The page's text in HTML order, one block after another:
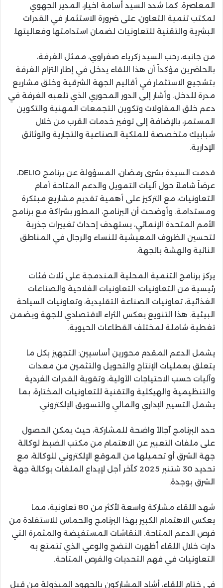
المعاصرة. كما شدد السيد أسامة اخيار، المدير الجهوي
لمكتب تنمية التعاون، على ضرورة الاستثمار في القدرات
البشرية والتقنية للتعاونيات لضمان استدامتها وفعاليتها.
من جانبه، رحب السيد زكرياء صفراوي، ممثل الغرفة،
بالحاضرين مؤكداً أن هذا اللقاء يدخل في إطار التزام الغرفة
بتشجيع الاستثمار في أقاليم الجهة الشرقية وخلق مشاريع
مدرة للدخل. وأشار إلى الدور المحوري الذي تلعبه الغرفة في
دعم خلق المقاولات وتكوين التجمعات المهنية والتكوين
المستمر، بالإضافة إلى توفير خدمات القرب من خلال
شبابيك متخصصة للملكية الصناعية والتجارية والوثائق
الإدارية.
قدمت السيدة بشرى رمضان، المسؤولة عن برنامج DELIO،
عرضاً شاملاً حول آليات التمويل والدعم المتاحة أمام
التعاونيات، مع التركيز على أهمية تقديم مشاريع مبتكرة
ومستدامة. وأوضحت أن البرنامج، المطور بشراكة مع برنامج
الأمم المتحدة الإنمائي، يستهدف إحداث تغييرات جذرية
لتحسين الظروف المعيشية للنساء والرجال في المناطق
النائية والهشة بالجهة.
يركز برنامج التنمية المحلية المندمجة على ثلاث فئات
رئيسية من التعاونيات: التعاونيات الفلاحية والصناعات
الغذائية، تعاونيات الصناعة التقليدية، وتعاونيات السياحة
البيئية. هذا التنويع يعكس الثراء الاقتصادي للجهة ويضمن
تغطية شاملة لمختلف القطاعات الحيوية.
يشمل الدعم المقدم محورين أساسيين: التجهيز بكل ما
يتعلق بعمليات الإنتاج والتحويل والتثمين من معدات
وآليات حسب الاحتياجات الأولية، وتقوية القدرات الفردية
والتنظيمية والهيكلية والتقنية للتعاونيات المختارة، بما
يشمل التسيير الإداري والمالي والتسويق الإلكتروني.
حدد البرنامج آجالاً واضحة للمشاركة، حيث يمكن الحصول
على ملفات التعبير عن الاهتمام من مكتب الضبط لوكالة
جهة الشرق أو تحميلها من الموقع الإلكتروني للوكالة، مع
تحديد 30 شتنبر 2025 كآخر أجل لإيداع الملفات بوكالة جهة
الشرق بوجدة.
شهد اللقاء مشاركة واسعة لأكثر من 80 تعاونية، مما
يعكس الاهتمام الكبير بهذا البرنامج والحماس للاستفادة من
فرص الدعم المتاحة. النقاشات المستفيضة والمثمرة التي
دارت خلال اللقاء أظهرت النضج والوعي الذي تتمتع به
التعاونيات في فهم التحديات والفرص المتاحة.
في ختام اللقاء، أشاد المشاركون بالجهود المبذولة من قبل